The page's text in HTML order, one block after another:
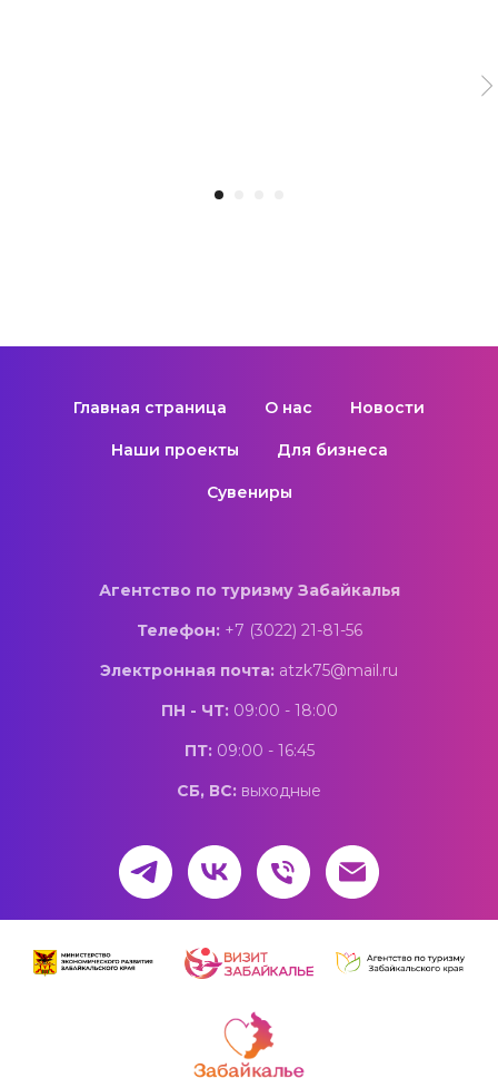
Главная страница О нас Новости
Наши проекты Для бизнеса
Сувениры
Агентство по туризму Забайкалья
Телефон:+7 (3022) 21-81-56
Электронная почта: atzk75@mail.ru
ПН - ЧТ:09:00 - 18:00
ПТ:09:00 - 16:45
СБ, ВС: выходные